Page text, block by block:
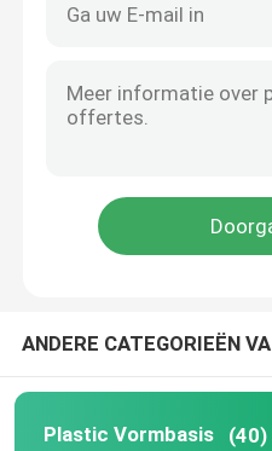
ANDERE CATEGORIEËN
Plastic Vormbasis (40)